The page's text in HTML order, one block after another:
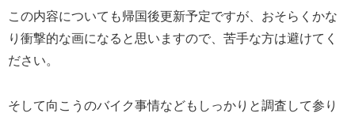
この内容についても帰国後更新予定ですが、おそらくかな
り衝撃的な画になると思いますので、苦手な方は避けてく
ださい。
そして向こうのバイク事情などもしっかりと調査して参り